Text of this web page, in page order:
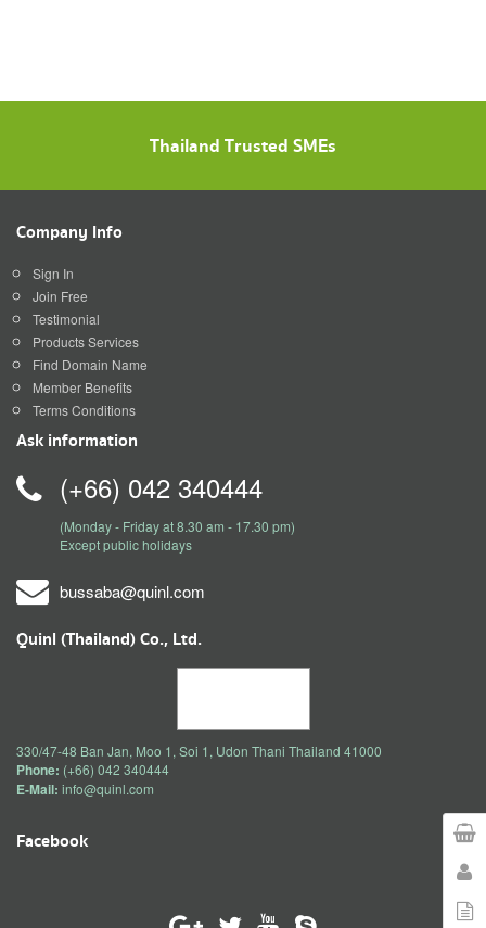
Thailand Trusted SMEs
Company Info
Sign In
Join Free
Testimonial
Products Services
Find Domain Name
Member Benefits
Terms Conditions
Ask information
(+66) 042 340444
(Monday - Friday at 8.30 am - 17.30 pm)
Except public holidays
bussaba@quinl.com
Quinl (Thailand) Co., Ltd.
330/47-48 Ban Jan, Moo 1, Soi 1, Udon Thani Thailand 41000
Phone: (+66) 042 340444
E-Mail: info@quinl.com
Facebook